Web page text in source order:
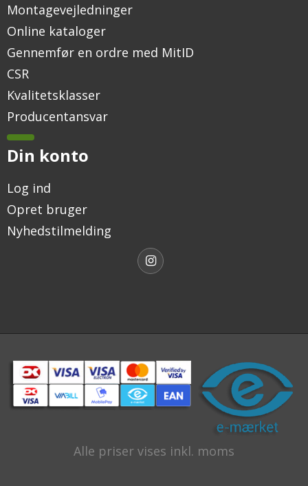
Montagevejledninger
Online kataloger
Gennemfør en ordre med MitID
CSR
Kvalitetsklasser
Producentansvar
Din konto
Log ind
Opret bruger
Nyhedstilmelding
Alle priser vises inkl. moms